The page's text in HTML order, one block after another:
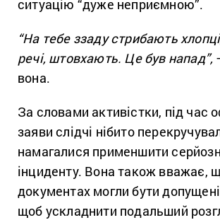
ситуацію “дуже неприємною”.
“На тебе ззаду стрибають
речі, штовхають. Це був напад”,
вона.
За словами активістки, під час
заяви слідчі нібито
намагалися применшити
інциденту. Вона також вважає,
документах могли бути
щоб ускладнити подальший